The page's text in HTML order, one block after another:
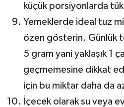
küçük porsiyonlarda
Yemeklerde ideal tuz
özen gösterin. Günlük
5 gram yani yaklaşık 1
geçmemesine dikkat
için bu miktar daha da
İçecek olarak su veya